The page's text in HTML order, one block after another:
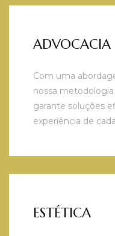
ADVOCACIA
Com uma
nossa
garante soluções
experiência de
ESTÉTICA